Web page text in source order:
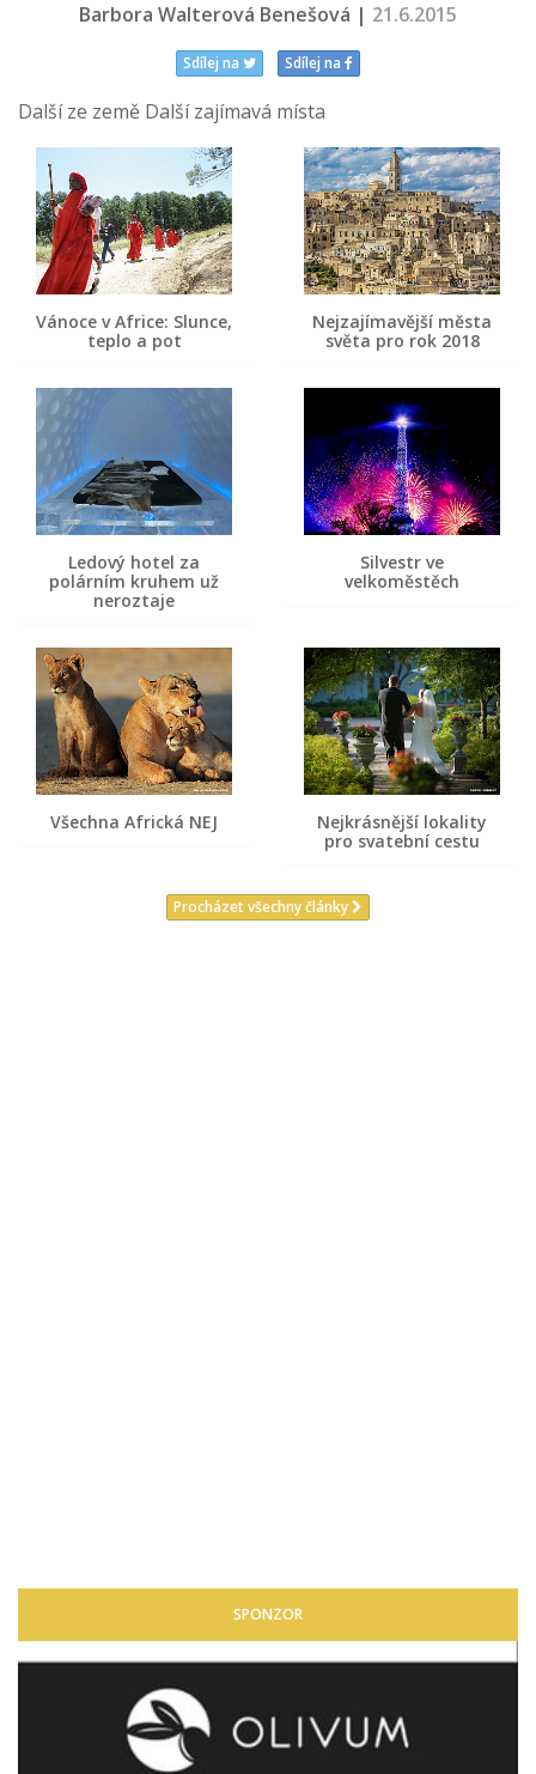
Barbora Walterová Benešová | 21.6.2015
Sdílej na Sdílej na
Další ze země Další zajímavá místa
Vánoce v Africe: Slunce,
teplo a pot
Nejzajímavější města
světa pro rok 2018
Ledový hotel za
polárním kruhem už
neroztaje
Silvestr ve
velkoměstěch
Všechna Africká NEJ
Nejkrásnější lokality
pro svatební cestu
Procházet všechny články
SPONZOR